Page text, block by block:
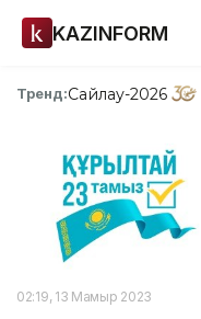
KAZINFORM
Тренд:Сайлау-2026
02:19, 13 Мамыр 2023